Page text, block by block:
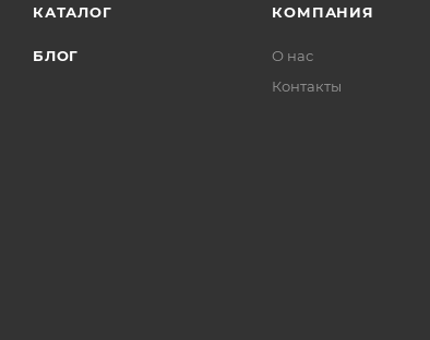
КАТАЛОГ
БЛОГ
КОМПАНИЯ
О нас
Контакты